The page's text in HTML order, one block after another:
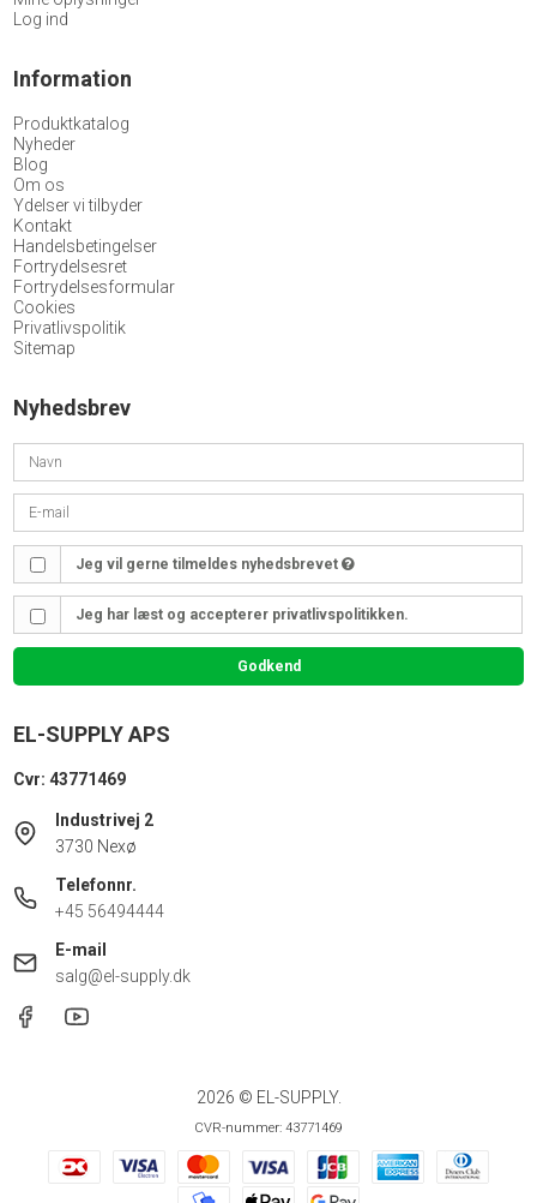
Log ind
Information
Produktkatalog
Nyheder
Blog
Om os
Ydelser vi tilbyder
Kontakt
Handelsbetingelser
Fortrydelsesret
Fortrydelsesformular
Cookies
Privatlivspolitik
Sitemap
Nyhedsbrev
Jeg vil gerne tilmeldes nyhedsbrevet
Jeg har læst og accepterer privatlivspolitikken.
Godkend
EL-SUPPLY APS
Cvr: 43771469
Industrivej 2
3730 Nexø
Telefonnr.
+45 56494444
E-mail
salg@el-supply.dk
2026 © EL-SUPPLY.
CVR-nummer: 43771469